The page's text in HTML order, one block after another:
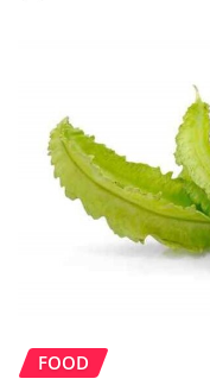
FOOD